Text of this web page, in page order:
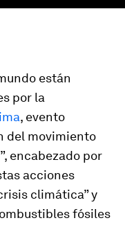
están
por la
, evento
del movimiento
encabezado por
acciones
climática” y
fósiles